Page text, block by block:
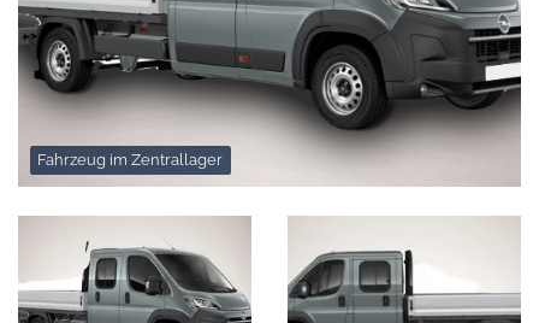
Fahrzeug im Zentrallager